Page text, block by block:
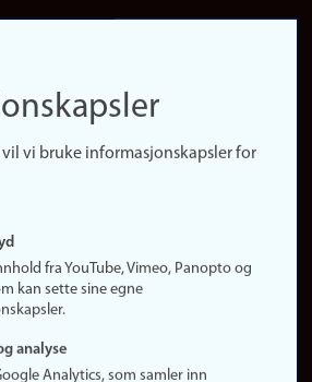
vi bruke informasjonskapsler for
fra YouTube, Vimeo, Panopto og
kan sette sine egne
analyse
Analytics, som samler inn